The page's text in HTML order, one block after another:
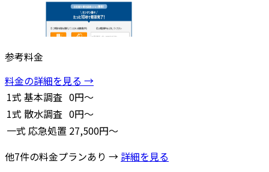
参考料金
料金の詳細を見る →
1式 基本調査 0円～
1式 散水調査 0円～
一式 応急処置 27,500円～
他7件の料金プランあり → 詳細を見る